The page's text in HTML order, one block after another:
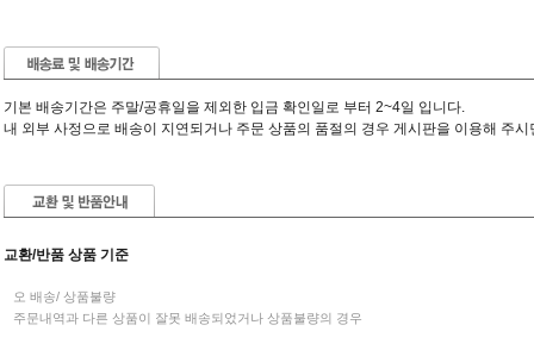
기본 배송기간은 주말/공휴일을 제외한 입금 확인일로 부터 2~4일 입니다.
내 외부 사정으로 배송이 지연되거나 주문 상품의 품절의 경우 게시판을 이용해 주
교환/반품 상품 기준
오 배송/ 상품불량
주문내역과 다른 상품이 잘못 배송되었거나 상품불량의 경우